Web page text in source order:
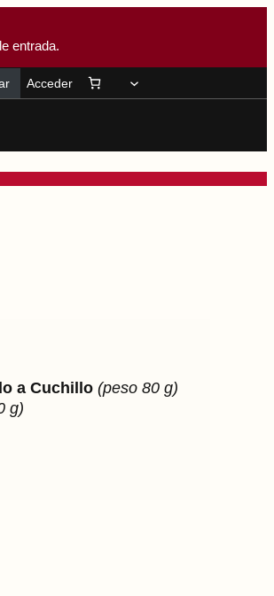
entrada.
Acceder
a Cuchillo (peso 80 g)
g)